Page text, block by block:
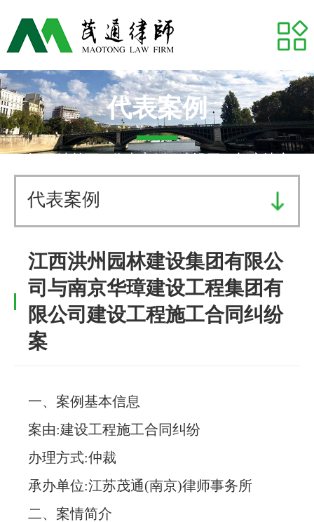
网站首页
专业领域
推荐律师
代表案例
业务研究
茂通动态
茂通帮你
联系我们
代表案例
代表案例
江西洪州园林建设集团有限公
司与南京华璋建设工程集团有
限公司建设工程施工合同纠纷
案
一、案例基本信息
案由:建设工程施工合同纠纷
办理方式:仲裁
承办单位:江苏茂通(南京)律师事务所
二、案情简介